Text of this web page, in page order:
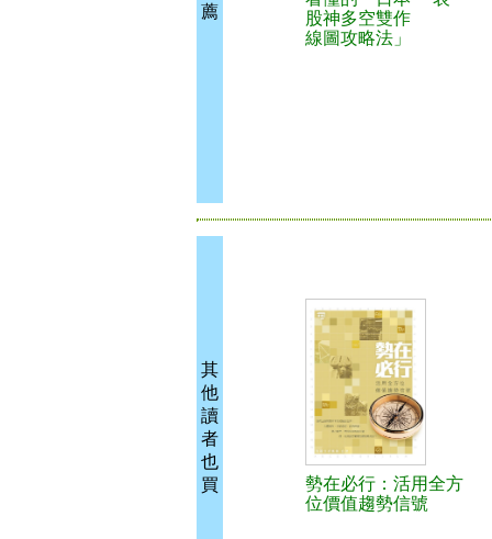
薦
股神多空雙作
線圖攻略法」
其
他
讀
者
也
買
勢在必行：活用全方
位價值趨勢信號